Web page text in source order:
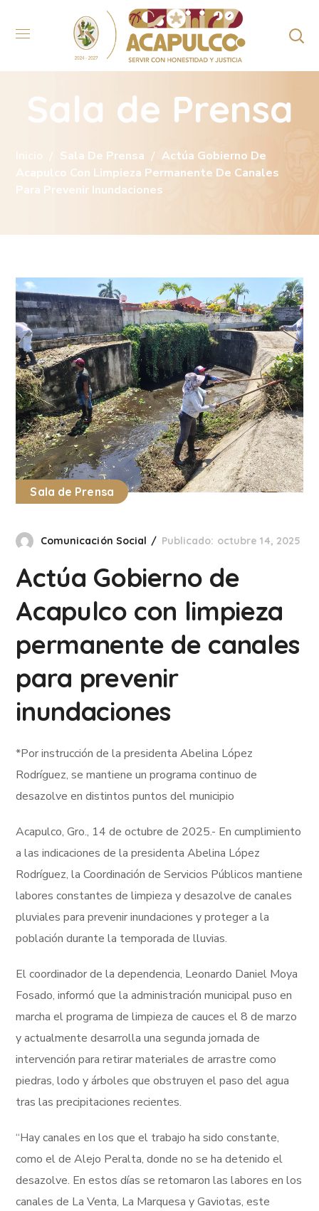
Sala de Prensa
Inicio Sala De Prensa
Actúa Gobierno De
Acapulco Con Limpieza Permanente De Canales
Para Prevenir Inundaciones
Sala de Prensa
Comunicación Social Publicado: octubre 14, 2025
Actúa Gobierno de
Acapulco con limpieza
permanente de canales
para prevenir
inundaciones
*Por instrucción de la presidenta Abelina López
Rodríguez, se mantiene un programa continuo de
desazolve en distintos puntos del municipio
Acapulco, Gro., 14 de octubre de 2025.- En cumplimiento
a las indicaciones de la presidenta Abelina López
Rodríguez, la Coordinación de Servicios Públicos mantiene
labores constantes de limpieza y desazolve de canales
pluviales para prevenir inundaciones y proteger a la
población durante la temporada de lluvias.
El coordinador de la dependencia, Leonardo Daniel Moya
Fosado, informó que la administración municipal puso en
marcha el programa de limpieza de cauces el 8 de marzo
y actualmente desarrolla una segunda jornada de
intervención para retirar materiales de arrastre como
piedras, lodo y árboles que obstruyen el paso del agua
tras las precipitaciones recientes.
“Hay canales en los que el trabajo ha sido constante,
como el de Alejo Peralta, donde no se ha detenido el
desazolve. En estos días se retomaron las labores en los
canales de La Venta, La Marquesa y Gaviotas, este